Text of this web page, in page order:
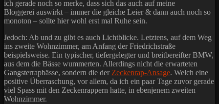
ich gerade noch so merke, dass sich das auch auf meine
Bloggerei auswirkt – immer die gleiche Leier & dann auch noch so
monoton – sollte hier wohl erst mal Ruhe sein.
Jedoch: Ab und zu gibt es auch Lichtblicke. Letztens, auf dem Weg
ins zweite Wohnzimmer, am Anfang der Friedrichstraße
beispielsweise. Ein typischer, tiefergelegter und breitbereifter BMW,
aus dem die Bässe wummerten. Allerdings nicht die erwarteten
Gangsterrapbässe, sondern die der Zeckenrap-Ansage. Welch eine
positive Überraschung, vor allem, da ich ein paar Tage zuvor gerade
viel Spass mit den Zeckenrappern hatte, in ebenjenem zweiten
Wohnzimmer.